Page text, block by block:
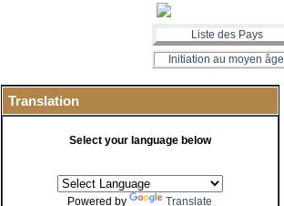
Liste des Pays
Initiation au moyen âge
Translation
Select your language below
Powered by Translate